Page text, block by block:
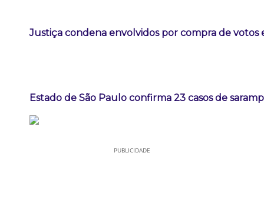
Justiça condena envolvidos por compra de
Estado de São Paulo confirma 23 casos de
PUBLICIDADE